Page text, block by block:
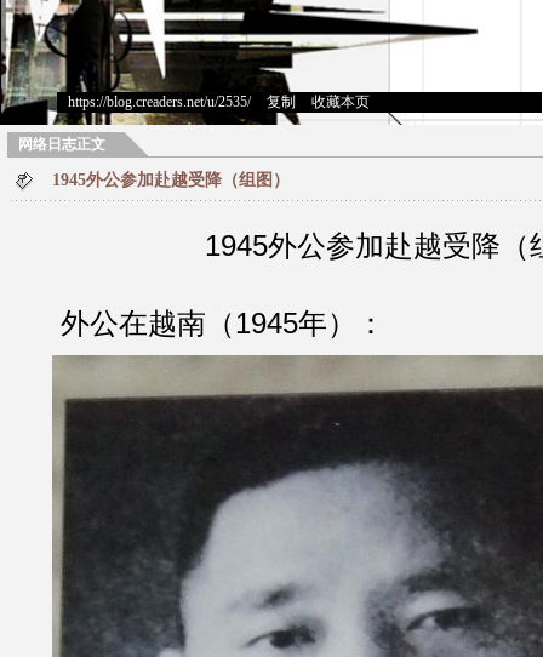
https://blog.creaders.net/u/2535/> 复制 收藏本页
网络日志正文
1945外公参加赴越受降（组图）
1945外公参加赴越受降（
外公在越南（1945年）：